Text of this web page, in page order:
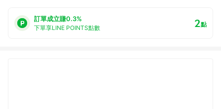
訂單成立賺0.3%
下單享LINE POINTS點數 2點